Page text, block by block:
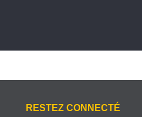
RESTEZ CONNECTÉ